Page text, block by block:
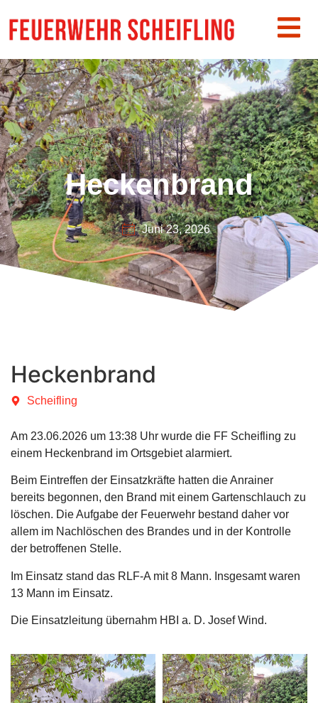
Heckenbrand
Juni 23, 2026
Heckenbrand
Scheifling
Am 23.06.2026 um 13:38 Uhr wurde die FF Scheifling zu
einem Heckenbrand im Ortsgebiet alarmiert.
Beim Eintreffen der Einsatzkräfte hatten die Anrainer
bereits begonnen, den Brand mit einem Gartenschlauch zu
löschen. Die Aufgabe der Feuerwehr bestand daher vor
allem im Nachlöschen des Brandes und in der Kontrolle
der betroffenen Stelle.
Im Einsatz stand das RLF-A mit 8 Mann. Insgesamt waren
13 Mann im Einsatz.
Die Einsatzleitung übernahm HBI a. D. Josef Wind.